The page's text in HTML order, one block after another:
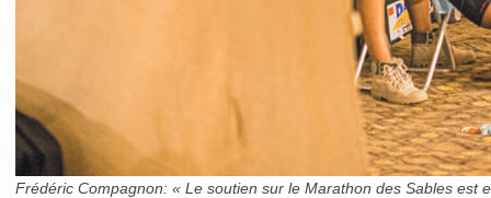
Frédéric Compagnon: « Le soutien sur le Marathon des Sables est